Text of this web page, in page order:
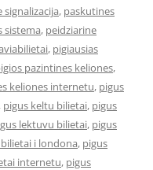
, paskutines
sistema, peidziarine
, pigiausias
pazintines keliones,
keliones internetu, pigus
, pigus keltu bilietai, pigus
lektuvu bilietai, pigus
i londona, pigus
internetu, pigus